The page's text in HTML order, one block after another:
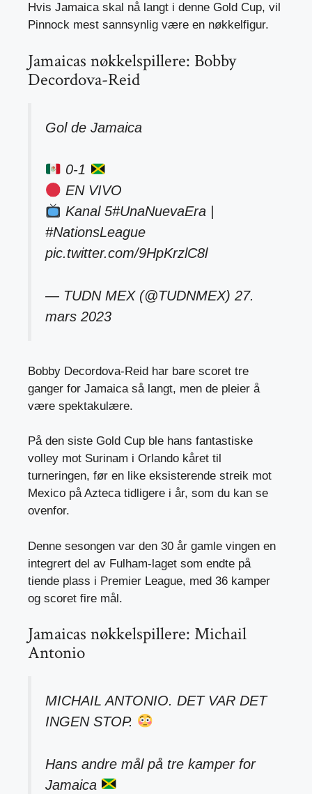
Hvis Jamaica skal nå langt i denne Gold Cup, vil
Pinnock mest sannsynlig være en nøkkelfigur.
Jamaicas nøkkelspillere: Bobby
Decordova-Reid
Gol de Jamaica
0-1
EN VIVO
Kanal 5#UnaNuevaEra
#NationsLeague
pic.twitter.com/9HpKrzlC8l
— TUDN MEX (@TUDNMEX) 27.
mars 2023
Bobby Decordova-Reid har bare scoret tre
ganger for Jamaica så langt, men de pleier å
være spektakulære.
På den siste Gold Cup ble hans fantastiske
volley mot Surinam i Orlando kåret til
turneringen, før en like eksisterende streik mot
Mexico på Azteca tidligere i år, som du kan se
ovenfor.
Denne sesongen var den 30 år gamle vingen en
integrert del av Fulham-laget som endte på
tiende plass i Premier League, med 36 kamper
og scoret fire mål.
Jamaicas nøkkelspillere: Michail
Antonio
MICHAIL ANTONIO. DET VAR DET
INGEN STOP.
Hans andre mål på tre kamper for
Jamaica